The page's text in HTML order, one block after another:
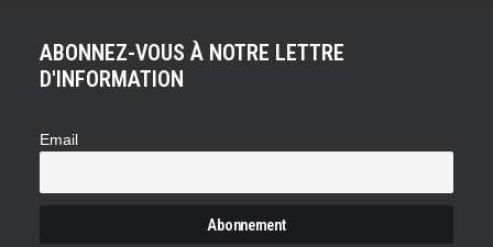
ABONNEZ-VOUS À NOTRE LETTRE
D'INFORMATION
Email